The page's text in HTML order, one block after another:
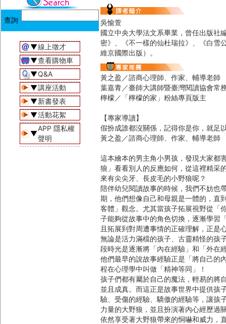
▼線上徵才
▼查看購物車
▼Q&A
▼講座活動
▼新書發表
▼活動花絮
▼
APP 隱私權
聲明
吳愉萱
國立中央大學法文系畢業，曾任出版社
密》、《不一樣的仙杜瑞拉》、《白雪
維京國際出版）。
黃之盈／諮商心理師、作家、輔導老師
葉嘉青／臺師大講師暨臺灣閱讀協會常
檸檬／「檸檬的家」粉絲專頁版主
【專家導讀】
假扮成誰都沒關係，記得你是你，就足
黃之盈／諮商心理師、作家、輔導老師
這本繪本的男主角小男孩，發現大家都
狼」看看別人的反應如何，從這裡精采
來有尖尖牙、長皮毛的小野狼呢？
陪伴幼兒閱讀故事的時候，我們不妨也
期，他們想像自己和母親是一體的，直
客體」觀念。尤其當孩子拓展視野從
子能夠從故事中的角色切換，逐漸學習
且拓展到對周遭事情的正確理解，正是
無論是活力滿檔的孩子、古靈精怪的孩
段時光是逐漸將「內在經驗」和「外在
他們最早的說故事經驗正是「將自己的
程在心理學中叫做「精神等同」！
孩子們都有屬於自己的魔法，輕易的將
並且成真。而這正是故事世界中提供孩
驗、受傷的經驗、驕傲的經驗等，讓孩
力量的大野狼，並且扮演著內心經歷過
依然享受著大野狼帶來的恫嚇和威力，